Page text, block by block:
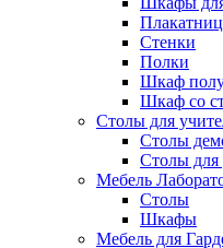
Стенки
Полки
Шкаф
Шкаф со
Столы для
Столы
Столы для
Мебель
Столы
Шкафы
Мебель для